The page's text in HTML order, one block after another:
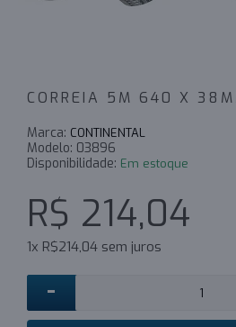
CORREIA 5M 640 X
Marca: CONTINENTAL
Modelo: 03896
Disponibilidade: Em estoque
R$ 214,04
1x R$214,04 sem juros
-